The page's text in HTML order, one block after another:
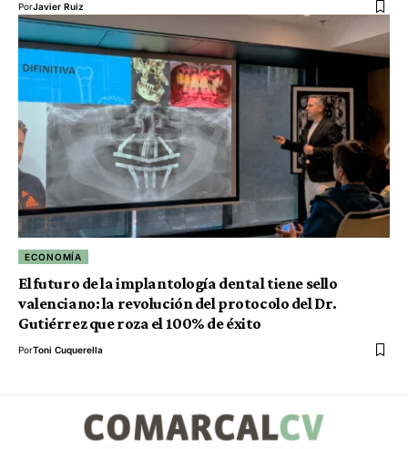
PorJavier Ruiz
ECONOMÍA
El futuro de la implantología dental tiene sello
valenciano: la revolución del protocolo del Dr.
Gutiérrez que roza el 100% de éxito
PorToni Cuquerella